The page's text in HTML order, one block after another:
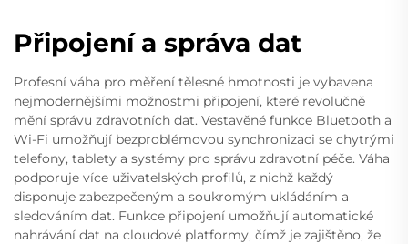
Připojení a správa dat
Profesní váha pro měření tělesné hmotnosti je vybavena
nejmodernějšími možnostmi připojení, které revolučně
mění správu zdravotních dat. Vestavěné funkce Bluetooth a
Wi-Fi umožňují bezproblémovou synchronizaci se chytrými
telefony, tablety a systémy pro správu zdravotní péče. Váha
podporuje více uživatelských profilů, z nichž každý
disponuje zabezpečeným a soukromým ukládáním a
sledováním dat. Funkce připojení umožňují automatické
nahrávání dat na cloudové platformy, čímž je zajištěno, že